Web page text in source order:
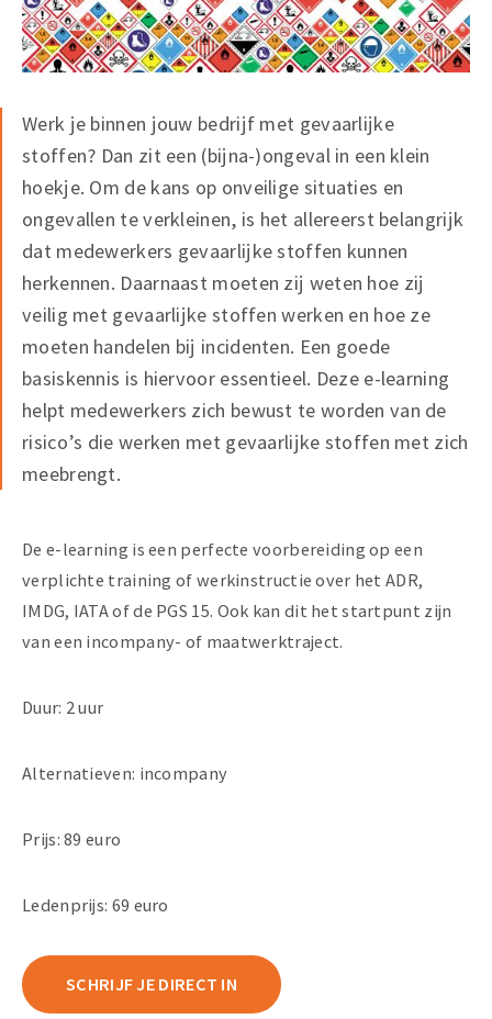
Werk je binnen jouw bedrijf met gevaarlijke
stoffen? Dan zit een (bijna-)ongeval in een klein
hoekje. Om de kans op onveilige situaties en
ongevallen te verkleinen, is het allereerst belangrijk
dat medewerkers gevaarlijke stoffen kunnen
herkennen. Daarnaast moeten zij weten hoe zij
veilig met gevaarlijke stoffen werken en hoe ze
moeten handelen bij incidenten. Een goede
basiskennis is hiervoor essentieel. Deze e-learning
helpt medewerkers zich bewust te worden van de
risico’s die werken met gevaarlijke stoffen met zich
meebrengt.
De e-learning is een perfecte voorbereiding op een
verplichte training of werkinstructie over het ADR,
IMDG, IATA of de PGS 15. Ook kan dit het startpunt zijn
van een incompany- of maatwerktraject.
Duur: 2 uur
Alternatieven: incompany
Prijs: 89 euro
Ledenprijs: 69 euro
SCHRIJF JE DIRECT IN